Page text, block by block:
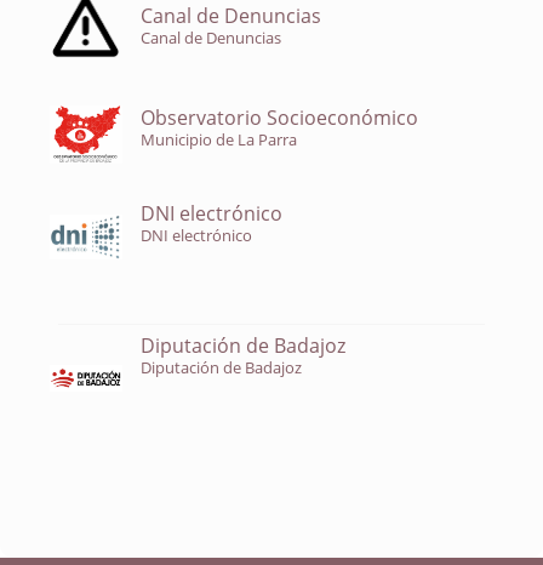
Canal de Denuncias
Canal de Denuncias
Observatorio Socioeconómico
Municipio de La Parra
DNI electrónico
DNI electrónico
Diputación de Badajoz
Diputación de Badajoz